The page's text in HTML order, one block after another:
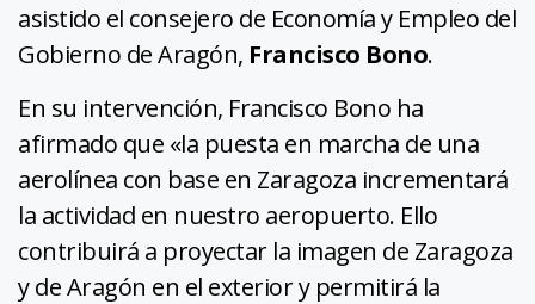
asistido el consejero de Economía y Empleo del
Gobierno de Aragón, Francisco Bono.
En su intervención, Francisco Bono ha
afirmado que «la puesta en marcha de una
aerolínea con base en Zaragoza incrementará
la actividad en nuestro aeropuerto. Ello
contribuirá a proyectar la imagen de Zaragoza
y de Aragón en el exterior y permitirá la